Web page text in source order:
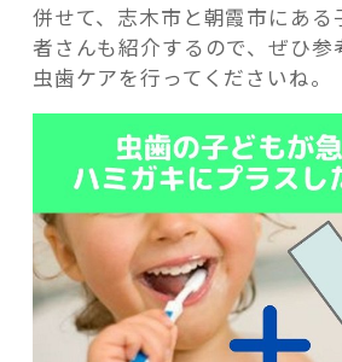
併せて、志木市と朝霞市にある
者さんも紹介するので、ぜひ参
虫歯ケアを行ってくださいね。